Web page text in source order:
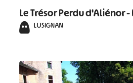
Le Trésor Perdu d'Aliénor
LUSIGNAN